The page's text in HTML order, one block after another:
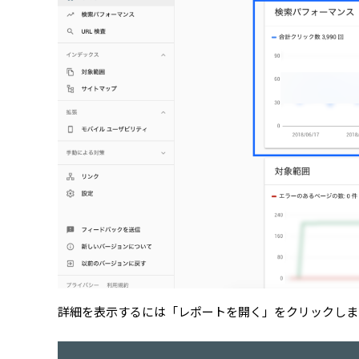
詳細を表示するには「レポートを開く」をクリックし